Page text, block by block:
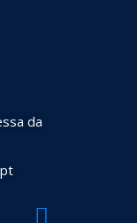
da
I